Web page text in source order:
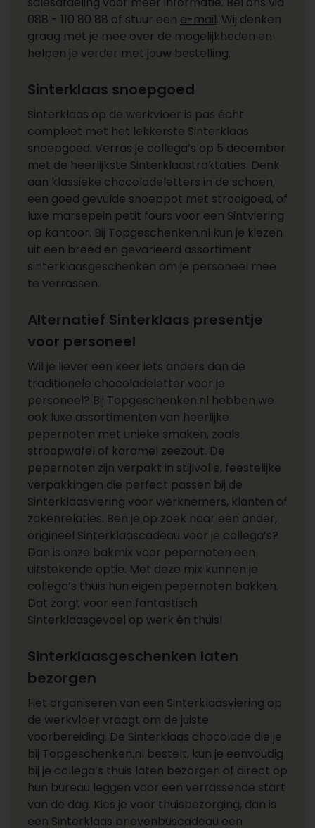
088 - 110 80 88 of stuur een e-mail. Wij denken
graag met je mee over de mogelijkheden en
helpen je verder met jouw bestelling.
Sinterklaas snoepgoed
Sinterklaas op de werkvloer is pas écht
compleet met het lekkerste Sinterklaas
snoepgoed. Verras je collega’s op 5 december
met de heerlijkste Sinterklaastraktaties. Denk
aan klassieke chocoladeletters in de schoen,
een goed gevulde snoeppot met strooigoed, of
luxe marsepein petit fours voor een Sintviering
op kantoor. Bij Topgeschenken.nl kun je kiezen
uit een breed en gevarieerd assortiment
sinterklaasgeschenken om je personeel mee
te verrassen.
Alternatief Sinterklaas presentje
voor personeel
Wil je liever een keer iets anders dan de
traditionele chocoladeletter voor je
personeel? Bij Topgeschenken.nl hebben we
ook luxe assortimenten van heerlijke
pepernoten met unieke smaken, zoals
stroopwafel of karamel zeezout. De
pepernoten zijn verpakt in stijlvolle, feestelijke
verpakkingen die perfect passen bij de
Sinterklaasviering voor werknemers, klanten of
zakenrelaties. Ben je op zoek naar een ander,
origineel Sinterklaascadeau voor je collega’s?
Dan is onze bakmix voor pepernoten een
uitstekende optie. Met deze mix kunnen je
collega’s thuis hun eigen pepernoten bakken.
Dat zorgt voor een fantastisch
Sinterklaasgevoel op werk én thuis!
Sinterklaasgeschenken laten
bezorgen
Het organiseren van een Sinterklaasviering op
de werkvloer vraagt om de juiste
voorbereiding. De Sinterklaas chocolade die je
bij Topgeschenken.nl bestelt, kun je eenvoudig
bij je collega’s thuis laten bezorgen of direct op
hun bureau leggen voor een verrassende start
van de dag. Kies je voor thuisbezorging, dan is
een Sinterklaas brievenbuscadeau een